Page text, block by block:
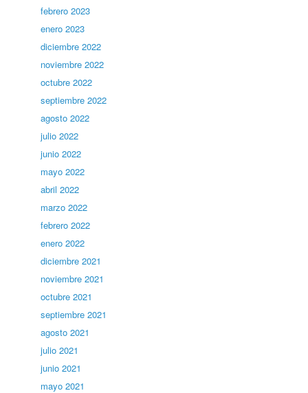
febrero 2023
enero 2023
diciembre 2022
noviembre 2022
octubre 2022
septiembre 2022
agosto 2022
julio 2022
junio 2022
mayo 2022
abril 2022
marzo 2022
febrero 2022
enero 2022
diciembre 2021
noviembre 2021
octubre 2021
septiembre 2021
agosto 2021
julio 2021
junio 2021
mayo 2021